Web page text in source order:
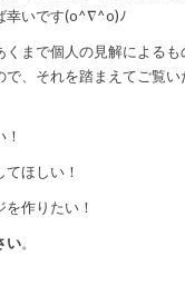
幸いです(o^∇^o)ﾉ
まで個人の見解によるも
、それを踏まえてご覧
ほしい！
作りたい！
い。